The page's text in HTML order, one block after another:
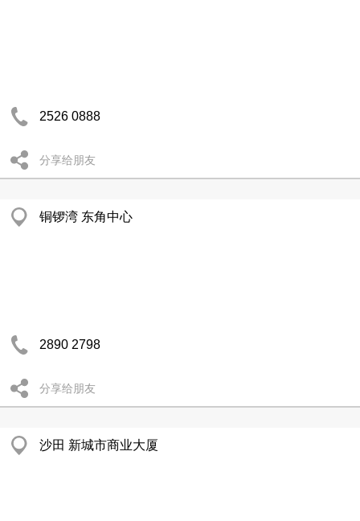
2526 0888
分享给朋友
铜锣湾 东角中心
2890 2798
分享给朋友
沙田 新城市商业大厦